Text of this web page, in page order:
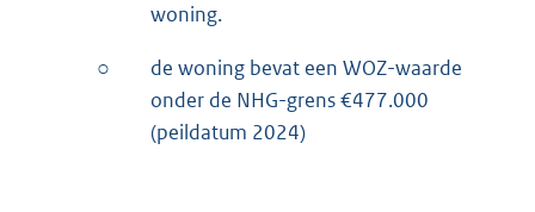
woning.
○
de woning bevat een WOZ-waarde
onder de NHG-grens €477.000
(peildatum 2024)